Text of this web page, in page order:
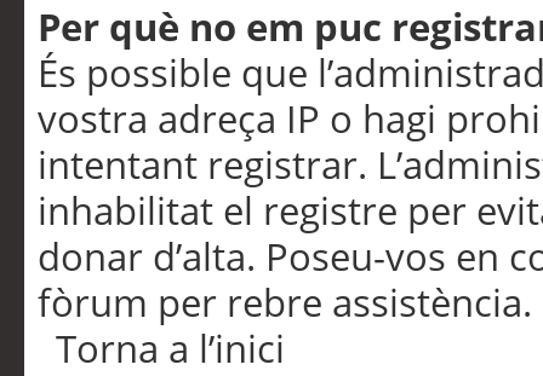
Per què no em puc
És possible que
vostra adreça IP o hagi
intentant registrar.
inhabilitat el registre per
donar d’alta. Poseu-vos en
fòrum per rebre assistència.
Torna a l’inici